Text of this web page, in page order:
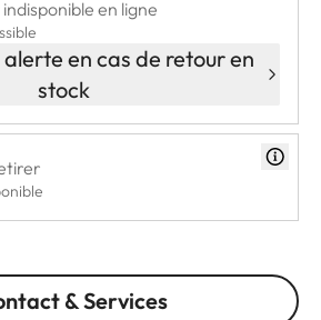
en ligne
alerte en cas de retour en
stock
& Services